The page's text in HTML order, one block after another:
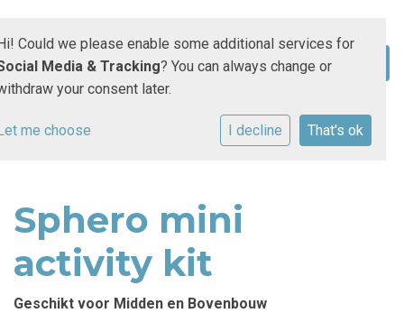
Sphero mini
activity kit
Geschikt voor Midden en Bovenbouw
Could we please enable some additional services for
Media & Tracking? You can always change or
your consent later.
me choose I decline That's ok